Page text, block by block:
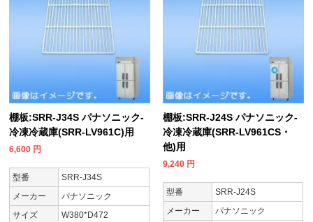
棚板:SRR-J34S パナソニック-
冷凍冷蔵庫(SRR-LV961C)用
6,600 円
型番
SRR-J34S
メーカー
パナソニック
サイズ
W380*D472
棚板:SRR-J24S パナソニック-
冷凍冷蔵庫(SRR-LV961CS・
他)用
9,240 円
型番
SRR-J24S
メーカー
パナソニック